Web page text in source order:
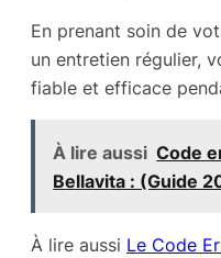
En prenant soin de
un entretien régulier,
fiable et efficace
À lire aussi Code
Bellavita : (Guide
À lire aussi Le Code